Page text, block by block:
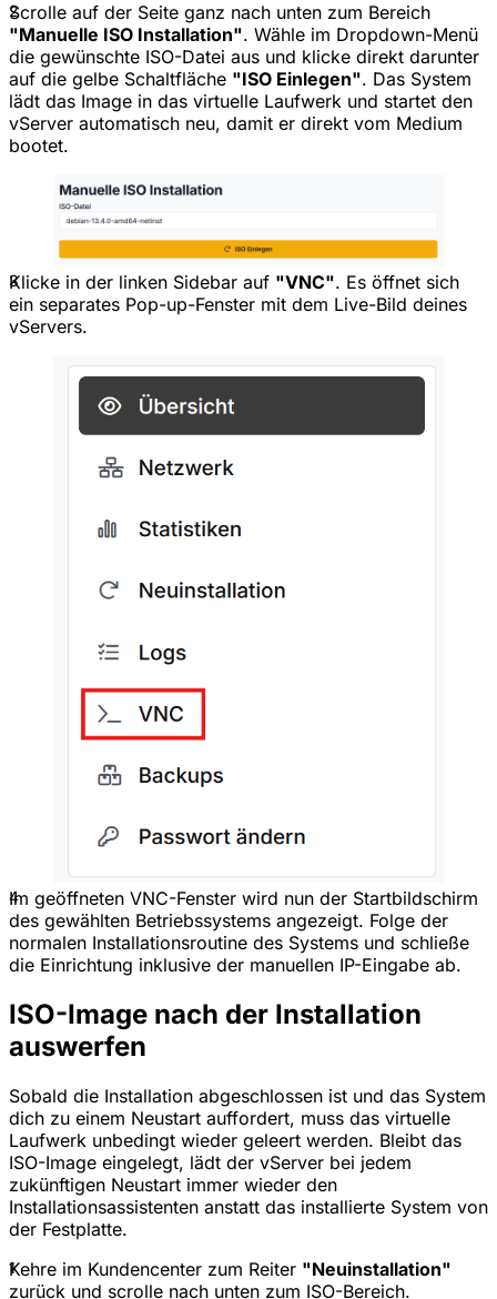
2
Scrolle auf der Seite ganz nach unten zum Bereich
"Manuelle ISO Installation". Wähle im Dropdown-Menü
die gewünschte ISO-Datei aus und klicke direkt darunter
auf die gelbe Schaltfläche "ISO Einlegen". Das System
lädt das Image in das virtuelle Laufwerk und startet den
vServer automatisch neu, damit er direkt vom Medium
bootet.
3
Klicke in der linken Sidebar auf "VNC". Es öffnet sich
ein separates Pop-up-Fenster mit dem Live-Bild deines
vServers.
4
Im geöffneten VNC-Fenster wird nun der Startbildschirm
des gewählten Betriebssystems angezeigt. Folge der
normalen Installationsroutine des Systems und schließe
die Einrichtung inklusive der manuellen IP-Eingabe ab.
ISO-Image nach der Installation
auswerfen
Sobald die Installation abgeschlossen ist und das System
dich zu einem Neustart auffordert, muss das virtuelle
Laufwerk unbedingt wieder geleert werden. Bleibt das
ISO-Image eingelegt, lädt der vServer bei jedem
zukünftigen Neustart immer wieder den
Installationsassistenten anstatt das installierte System von
der Festplatte.
1
Kehre im Kundencenter zum Reiter "Neuinstallation"
zurück und scrolle nach unten zum ISO-Bereich.